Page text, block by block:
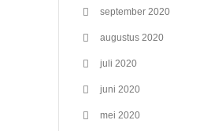
september 2020
augustus 2020
juli 2020
juni 2020
mei 2020